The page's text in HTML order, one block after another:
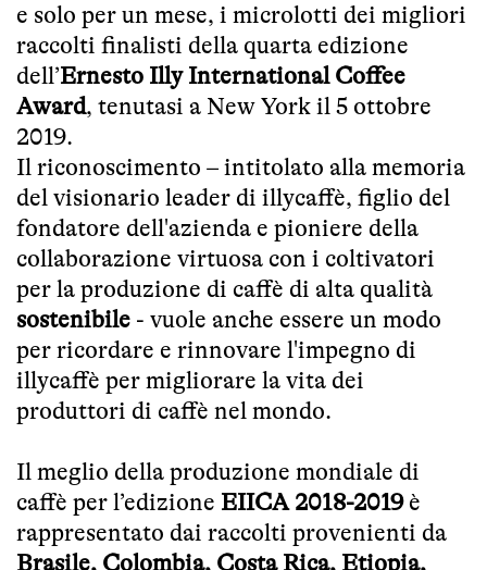
e solo per un mese, i microlotti dei migliori
raccolti finalisti della quarta edizione
dell’Ernesto Illy International Coffee
Award, tenutasi a New York il 5 ottobre
2019.
Il riconoscimento – intitolato alla memoria
del visionario leader di illycaffè, figlio del
fondatore dell'azienda e pioniere della
collaborazione virtuosa con i coltivatori
per la produzione di caffè di alta qualità
sostenibile - vuole anche essere un modo
per ricordare e rinnovare l'impegno di
illycaffè per migliorare la vita dei
produttori di caffè nel mondo.
Il meglio della produzione mondiale di
caffè per l’edizione EIICA 2018-2019è
rappresentato dai raccolti provenienti da
Brasile, Colombia, Costa Rica, Etiopia,